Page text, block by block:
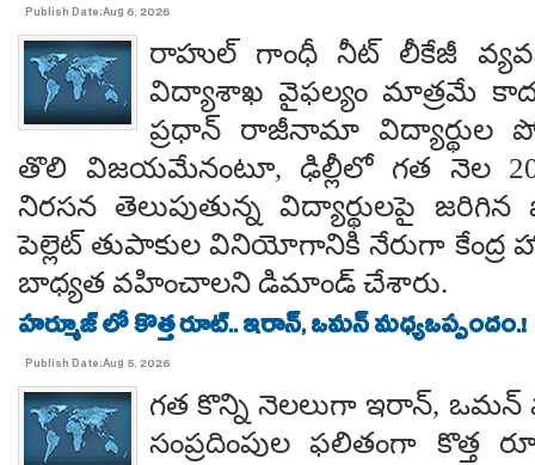
Publish Date:Aug 6, 2026
రాహుల్ గాంధీ నీట్ లీకేజీ
విద్యాశాఖ వైఫల్యం మాత్రమే
ప్రధాన్ రాజీనామా విద్యార్థుల
తొలి విజయమేనంటూ, ఢిల్లీలో గత నెల
నిరసన తెలుపుతున్న విద్యార్థులపై
పెల్లెట్ తుపాకుల వినియోగానికి నేరుగా
బాధ్యత వహించాలని డిమాండ్ చేశారు.
హర్మూజ్ లో కొత్త రూట్.. ఇరాన్, ఒమన్ మధ్యఒప్పందం.!
Publish Date:Aug 5, 2026
గత కొన్ని నెలలుగా ఇరాన్, ఒమన్
సంప్రదింపుల ఫలితంగా కొత్త